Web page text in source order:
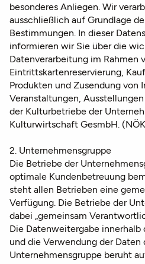
besonderes Anliegen. Wir
ausschließlich auf Grundlage
Bestimmungen. In dieser
informieren wir Sie über die
Datenverarbeitung im Rahmen
Eintrittskartenreservierung,
Produkten und Zusendung von
Veranstaltungen,
der Kulturbetriebe der
Kulturwirtschaft GesmbH.
2. Unternehmensgruppe
Die Betriebe der
optimale Kundenbetreuung
steht allen Betrieben eine
Verfügung. Die Betriebe der
dabei „gemeinsam
Die Datenweitergabe innerhalb
und die Verwendung der
Unternehmensgruppe beruht